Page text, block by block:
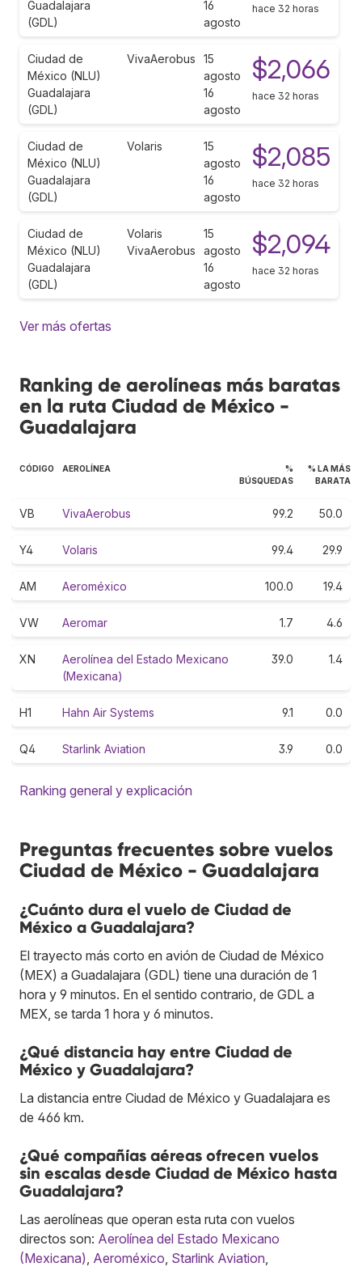
Guadalajara
(GDL)
16
agosto
hace 32 horas
Ciudad de
México (NLU)
Guadalajara
(GDL)
VivaAerobus
15
agosto
16
agosto
$2,066
hace 32 horas
Ciudad de
México (NLU)
Guadalajara
(GDL)
Volaris
15
agosto
16
agosto
$2,085
hace 32 horas
Ciudad de
México (NLU)
Guadalajara
(GDL)
Volaris
VivaAerobus
15
agosto
16
agosto
$2,094
hace 32 horas
Ver más ofertas
Ranking de aerolíneas más baratas
en la ruta Ciudad de México -
Guadalajara
CÓDIGO AEROLÍNEA
%
BÚSQUEDAS
% LA MÁS
BARATA
VB VivaAerobus 99.2 50.0
Y4 Volaris 99.4 29.9
AM Aeroméxico 100.0 19.4
VW Aeromar 1.7 4.6
XN
Aerolínea del Estado Mexicano
(Mexicana)
39.0 1.4
H1 Hahn Air Systems 9.1 0.0
Q4 Starlink Aviation 3.9 0.0
Ranking general y explicación
Preguntas frecuentes sobre vuelos
Ciudad de México - Guadalajara
¿Cuánto dura el vuelo de Ciudad de
México a Guadalajara?
El trayecto más corto en avión de Ciudad de México
(MEX) a Guadalajara (GDL) tiene una duración de 1
hora y 9 minutos. En el sentido contrario, de GDL a
MEX, se tarda 1 hora y 6 minutos.
¿Qué distancia hay entre Ciudad de
México y Guadalajara?
La distancia entre Ciudad de México y Guadalajara es
de 466 km.
¿Qué compañías aéreas ofrecen vuelos
sin escalas desde Ciudad de México hasta
Guadalajara?
Las aerolíneas que operan esta ruta con vuelos
directos son: Aerolínea del Estado Mexicano
(Mexicana) Aeroméxico Starlink Aviation